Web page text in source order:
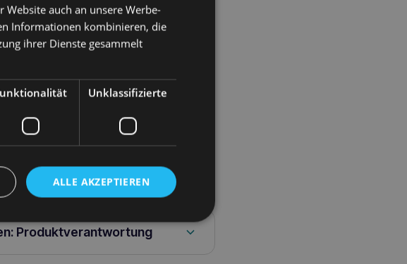
zu gewährleisten, schaffen wir eine
Tierbesitzern und -liebhabern
neuesten technologischen Lösungen,
kleinsten Detail hergestellt. Wir
des Interieurs zu machen. Siberian
schmutzabweisend. Unauffällig
Der Bezug kann in der Waschmaschine
Hohe Qualität und Haltbarkeit
Produktverantwortung
auch an unsere Werbe-
Informationen kombinieren, die
ihrer Dienste gesammelt
Unklassifizierte
ALLE AKZEPTIEREN